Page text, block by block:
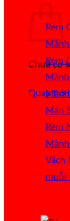
Chưa có
Quay trở
Rèm
Mành
Rèm
Màn
Rèm
Vách
muỗi